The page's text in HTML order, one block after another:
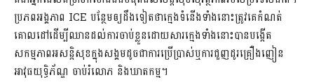
ប្រភពអង្គភាព ICE បន្ថែមឲ្យដឹងទៀតថាក្មេងទំនើងទាំងនោះត្រូវគេកំណត់
គោលដៅដើម្បីឈានដល់ការចាប់ខ្លួនដោយសារក្មេងទាំងនោះបានបង្កើត
សកម្មភាពអសន្តិសុខក្នុងសង្គមដូចជាការប្រើប្រាស់ឬការជួញដូរគ្រឿងញៀន
អាវុធយុទ្ធិភ័ណ្ឌ ចាប់រំលោភ និងឃាតកម្ម។